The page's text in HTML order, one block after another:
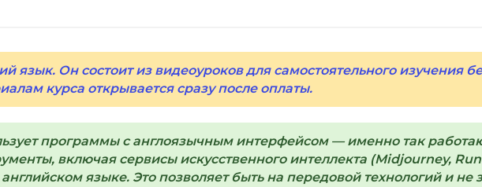
После оплаты появится страница
«Перейти к загрузкам». Нажмите её — и
Дополнительно ссылка на курс придёт
язык. Он состоит из видеоуроков для самостоятельного изучения
курса открывается сразу после оплаты.
программы с англоязычным интерфейсом — именно так
включая сервисы искусственного интеллекта (Midjourney,
языке. Это позволяет быть на передовой технологий и не